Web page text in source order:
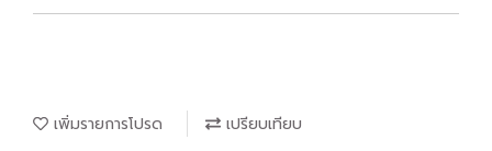
เพิ่มรายการโปรด เปรียบเทียบ